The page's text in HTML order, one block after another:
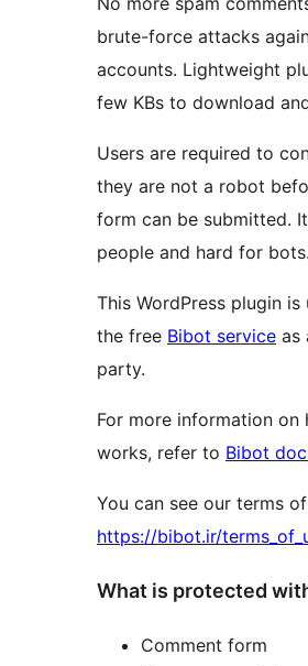
brute-force attacks
accounts. Lightweight
few KBs to download
Users are required to
they are not a robot
form can be submitted.
people and hard for bots.
This WordPress plugin is
the free Bibot service as
party.
For more information on
works, refer to Bibot
You can see our terms
https://bibot.ir/
What is protected
Comment form